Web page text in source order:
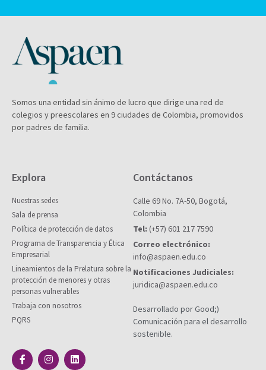
Somos una entidad sin ánimo de lucro que dirige una red de
colegios y preescolares en 9 ciudades de Colombia, promovidos
por padres de familia.
Explora
Nuestras sedes
Sala de prensa
Política de protección de datos
Programa de Transparencia y Ética
Empresarial
Lineamientos de la Prelatura sobre la
protección de menores y otras
personas vulnerables
Trabaja con nosotros
PQRS
Contáctanos
Calle 69 No. 7A-50, Bogotá,
Colombia
Tel: (+57) 601 217 7590
Correo electrónico:
info@aspaen.edu.co
Notificaciones Judiciales:
juridica@aspaen.edu.co
Desarrollado por Good;)
Comunicación para el desarrollo
sostenible.